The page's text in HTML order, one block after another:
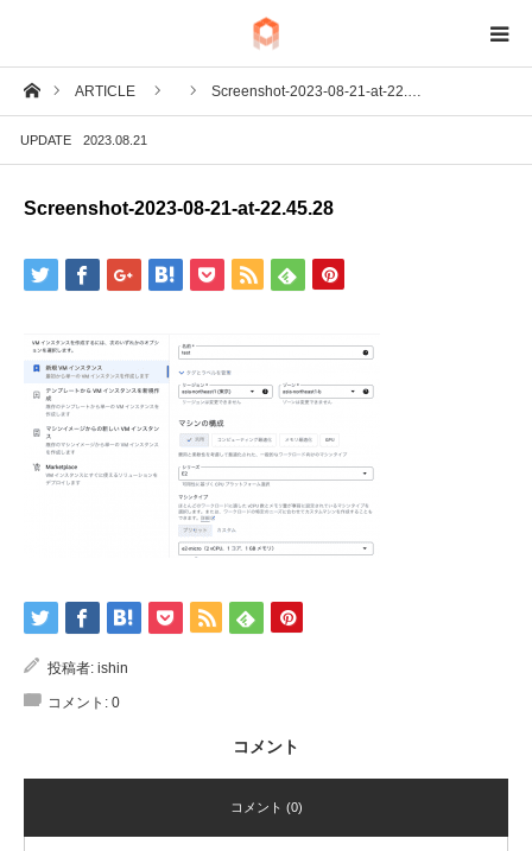
ホームARTICLE Screenshot-2023-08-21-at-22.…
UPDATE 2023.08.21
Screenshot-2023-08-21-at-22.45.28
投稿者: ishin
コメント: 0
コメント
コメント (0)
BIM
IoT